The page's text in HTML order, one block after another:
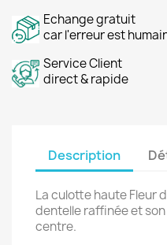
Echange gratuit
car l'erreur est
Service Client
direct & rapide
Description
La culotte haute Fleur
dentelle raffinée et
centre.